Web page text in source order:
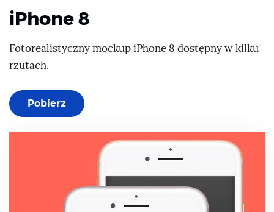
iPhone 8
Fotorealistyczny mockup iPhone 8 dostępny w kilku
rzutach.
Pobierz